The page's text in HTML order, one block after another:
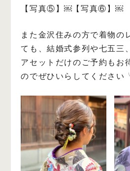
【写真⑤】￼ 【写真⑥】￼
また金沢住みの方で着物の
ても、結婚式参列や七五三
アセットだけのご予約もお
のでぜひいらしてください